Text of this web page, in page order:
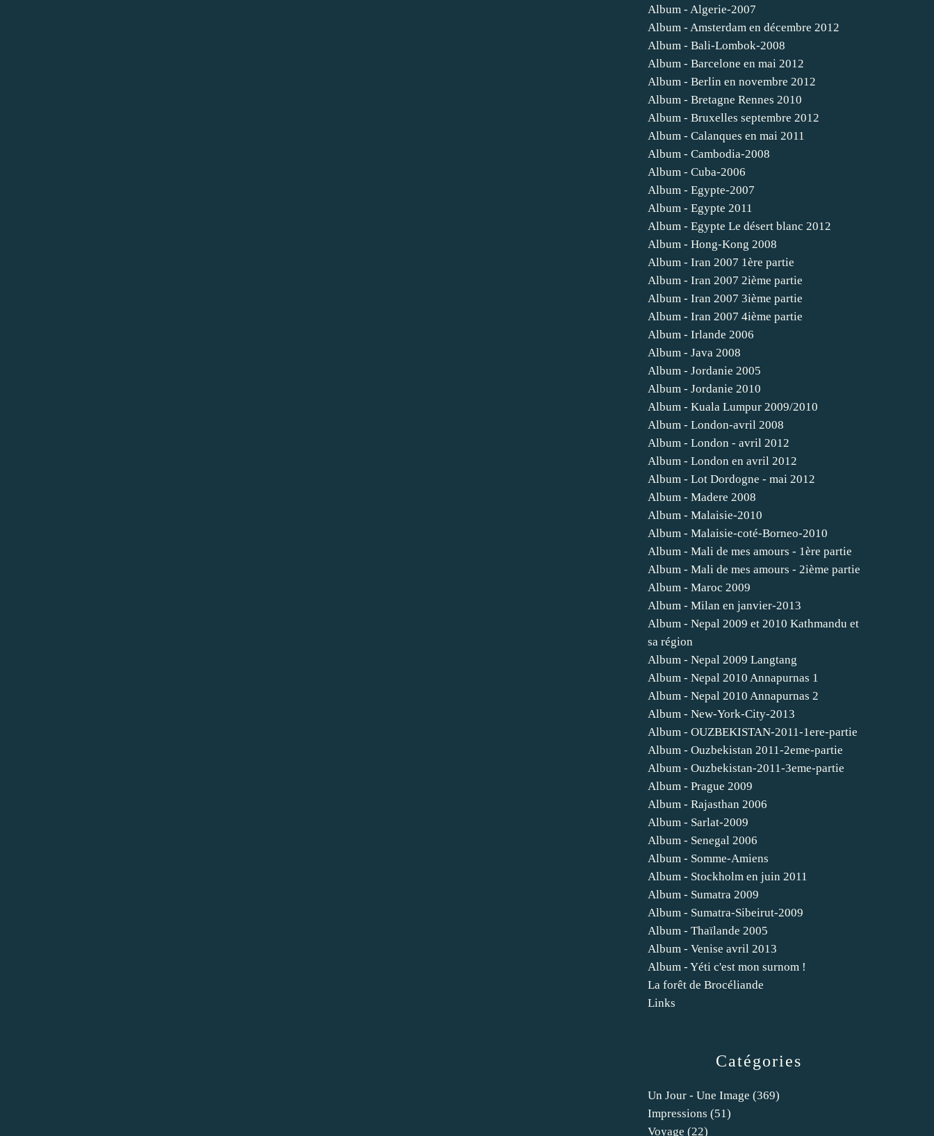
Catégories
Un Jour - Une Image (369)
Impressions (51)
Voyage (22)
Album - Algerie-2007
Album - Amsterdam en décembre 2012
Album - Bali-Lombok-2008
Album - Barcelone en mai 2012
Album - Berlin en novembre 2012
Album - Bretagne Rennes 2010
Album - Bruxelles septembre 2012
Album - Calanques en mai 2011
Album - Cambodia-2008
Album - Cuba-2006
Album - Egypte-2007
Album - Egypte 2011
Album - Egypte Le désert blanc 2012
Album - Hong-Kong 2008
Album - Iran 2007 1ère partie
Album - Iran 2007 2ième partie
Album - Iran 2007 3ième partie
Album - Iran 2007 4ième partie
Album - Irlande 2006
Album - Java 2008
Album - Jordanie 2005
Album - Jordanie 2010
Album - Kuala Lumpur 2009/2010
Album - London-avril 2008
Album - London - avril 2012
Album - London en avril 2012
Album - Lot Dordogne - mai 2012
Album - Madere 2008
Album - Malaisie-2010
Album - Malaisie-coté-Borneo-2010
Album - Mali de mes amours - 1ère partie
Album - Mali de mes amours - 2ième partie
Album - Maroc 2009
Album - Milan en janvier-2013
Album - Nepal 2009 et 2010 Kathmandu et
sa région
Album - Nepal 2009 Langtang
Album - Nepal 2010 Annapurnas 1
Album - Nepal 2010 Annapurnas 2
Album - New-York-City-2013
Album - OUZBEKISTAN-2011-1ere-partie
Album - Ouzbekistan 2011-2eme-partie
Album - Ouzbekistan-2011-3eme-partie
Album - Prague 2009
Album - Rajasthan 2006
Album - Sarlat-2009
Album - Senegal 2006
Album - Somme-Amiens
Album - Stockholm en juin 2011
Album - Sumatra 2009
Album - Sumatra-Sibeirut-2009
Album - Thaïlande 2005
Album - Venise avril 2013
Album - Yéti c'est mon surnom !
La forêt de Brocéliande
Links